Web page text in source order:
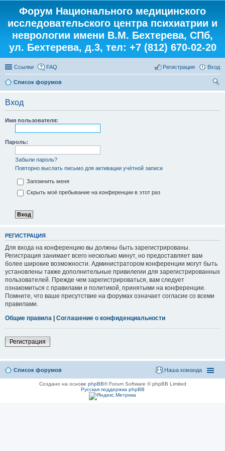
Форум Национального медицинского
исследовательского центра психиатрии и
неврологии имени В.М. Бехтерева, СПб,
ул. Бехтерева, д.3, тел: +7 (812) 670-02-20
Ссылки FAQ Вход
Регистрация
Список форумов
Вход
Имя пользователя:
Пароль:
Забыли пароль?
Повторно выслать письмо для активации учётной записи
Запомнить меня
Скрыть моё пребывание на конференции в этот раз
РЕГИСТРАЦИЯ
Для входа на конференцию вы должны быть зарегистрированы.
Регистрация занимает всего несколько минут, но предоставляет вам
более широкие возможности. Администратором конференции могут быть
установлены также дополнительные привилегии для зарегистрированных
пользователей. Прежде чем зарегистрироваться, вам следует
ознакомиться с правилами и политикой, принятыми на конференции.
Помните, что ваше присутствие на форумах означает согласие со всеми
правилами.
Общие правила | Соглашение о конфиденциальности
Регистрация
Список форумов Наша команда
Создано на основе phpBB® Forum Software © phpBB Limited
Русская поддержка phpBB